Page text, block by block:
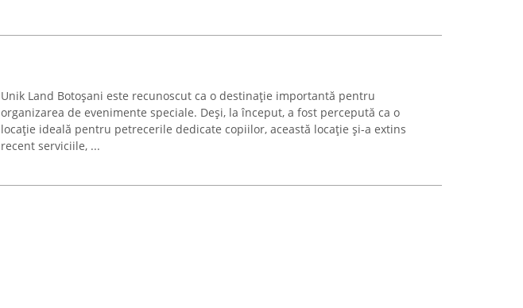
Unik Land Botoșani este recunoscut ca o destinație importantă pentru
organizarea de evenimente speciale. Deși, la început, a fost percepută ca o
locație ideală pentru petrecerile dedicate copiilor, această locație și-a extins
recent serviciile, ...